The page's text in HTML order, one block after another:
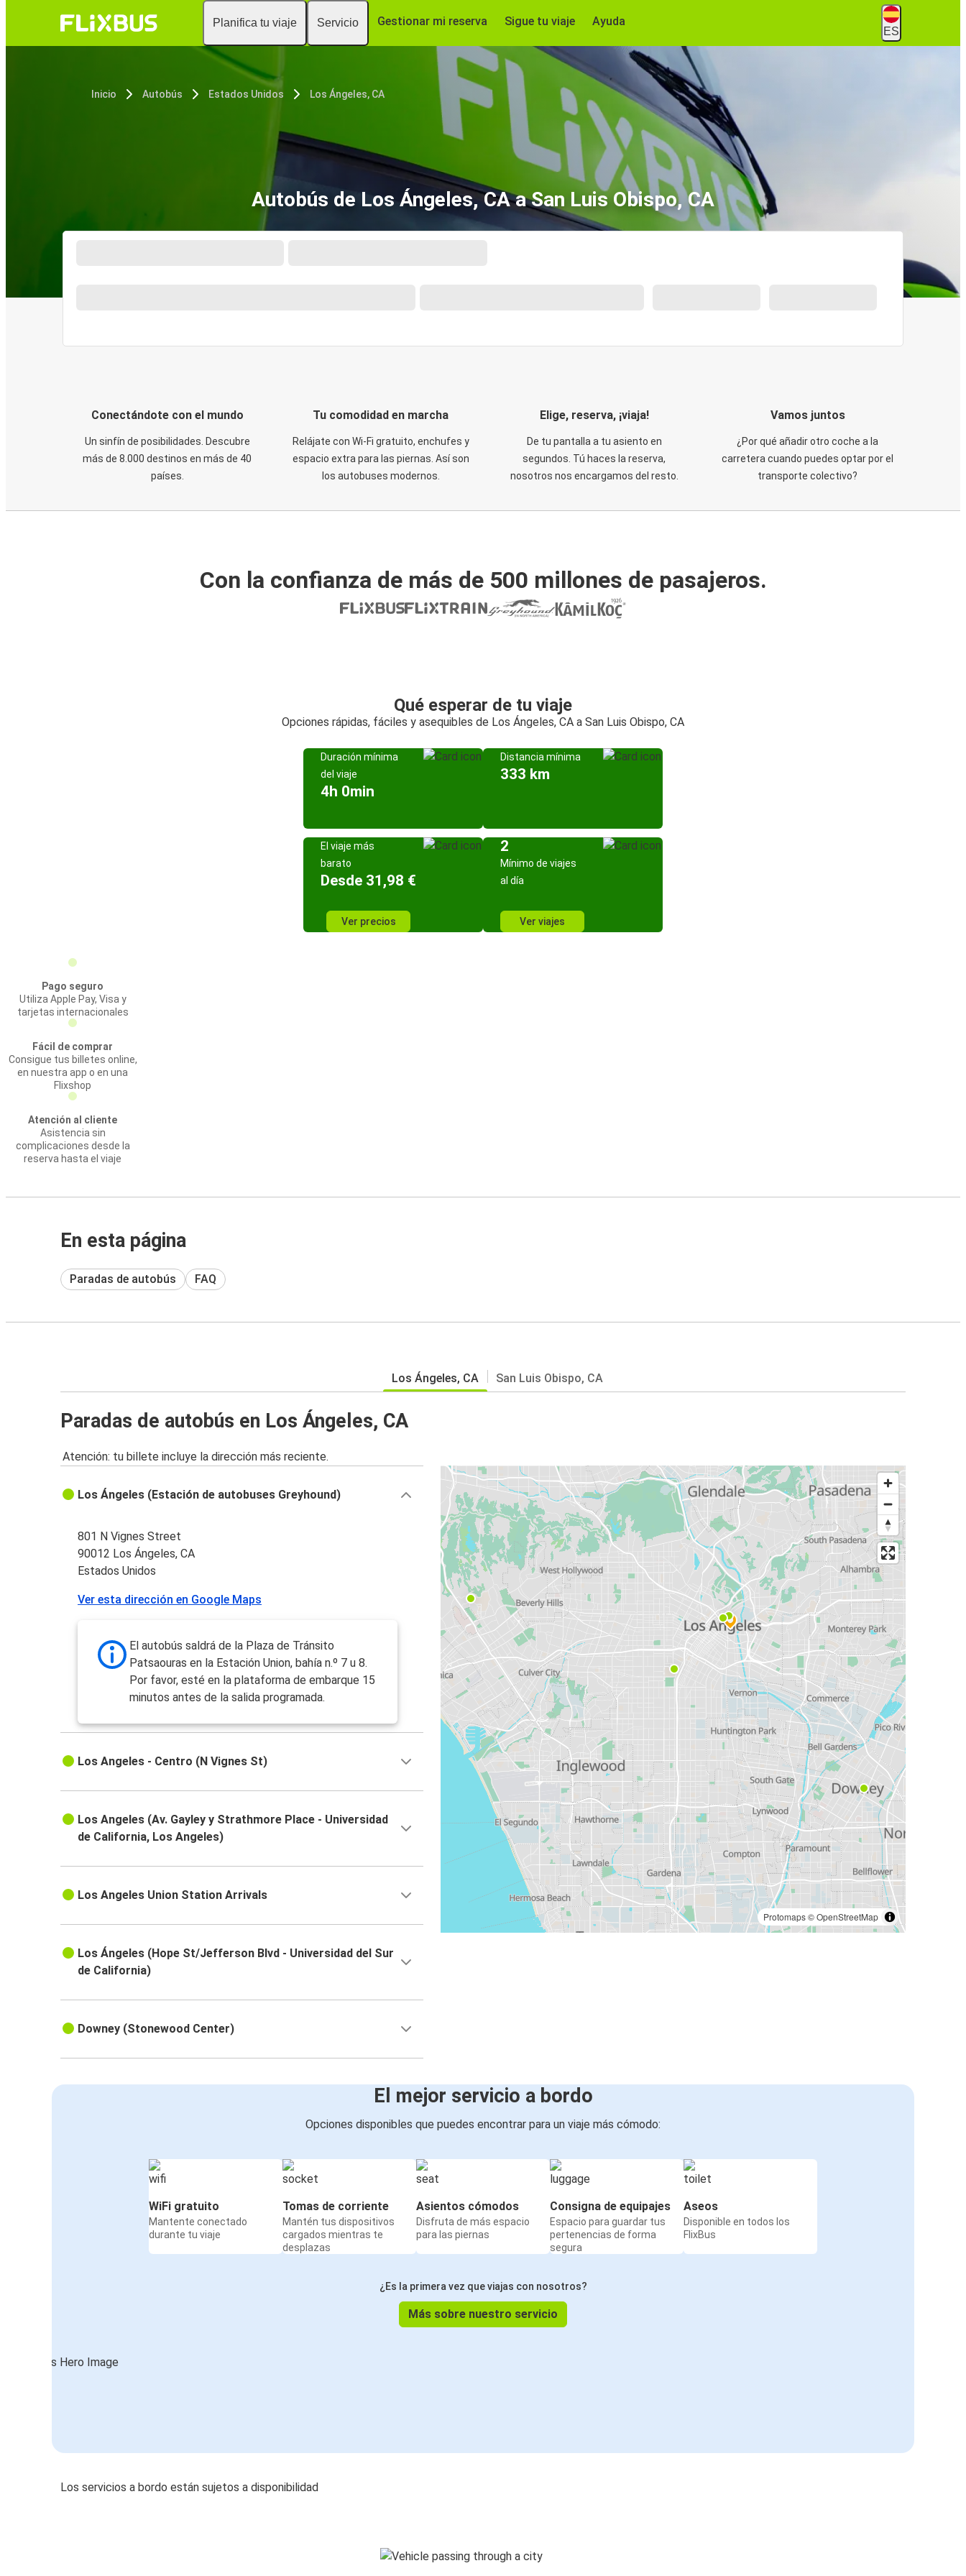
Planifica tu viaje Servicio Gestionar mi reserva Sigue tu viaje Ayuda
ES
Inicio Autobús Estados Unidos Los Ángeles, CA
Autobús de Los Ángeles, CA a San Luis Obispo, CA
Conectándote con el mundo
Un sinfín de posibilidades. Descubre
más de 8.000 destinos en más de 40
países.
Tu comodidad en marcha
Relájate con Wi-Fi gratuito, enchufes y
espacio extra para las piernas. Así son
los autobuses modernos.
Elige, reserva, ¡viaja!
De tu pantalla a tu asiento en
segundos. Tú haces la reserva,
nosotros nos encargamos del resto.
Vamos juntos
¿Por qué añadir otro coche a la
carretera cuando puedes optar por el
transporte colectivo?
Con la confianza de más de 500 millones de pasajeros.
Qué esperar de tu viaje
Opciones rápidas, fáciles y asequibles de Los Ángeles, CA a San Luis Obispo, CA
Duración mínima
del viaje
4h 0min
Distancia mínima
333 km
El viaje más
barato
Desde 31,98 €
Ver precios
2
Mínimo de viajes
al día
Ver viajes
Pago seguro
Utiliza Apple Pay, Visa y
tarjetas internacionales
Fácil de comprar
Consigue tus billetes online,
en nuestra app o en una
Flixshop
Atención al cliente
Asistencia sin
complicaciones desde la
reserva hasta el viaje
En esta página
Paradas de autobús FAQ
Los Ángeles, CA San Luis Obispo, CA
Paradas de autobús en Los Ángeles, CA
Atención: tu billete incluye la dirección más reciente.
Protomaps©OpenStreetMap
Los Ángeles (Estación de autobuses Greyhound)
801 N Vignes Street
90012 Los Ángeles, CA
Estados Unidos
Ver esta dirección en Google Maps
El autobús saldrá de la Plaza de Tránsito
Patsaouras en la Estación Union, bahía n.º 7 u 8.
Por favor, esté en la plataforma de embarque 15
minutos antes de la salida programada.
Los Angeles - Centro (N Vignes St)
Los Angeles (Av. Gayley y Strathmore Place - Universidad
de California, Los Angeles)
Los Angeles Union Station Arrivals
Los Ángeles (Hope St/Jefferson Blvd - Universidad del Sur
de California)
Downey (Stonewood Center)
El mejor servicio a bordo
Opciones disponibles que puedes encontrar para un viaje más cómodo:
WiFi gratuito
Mantente conectado
durante tu viaje
Tomas de corriente
Mantén tus dispositivos
cargados mientras te
desplazas
Asientos cómodos
Disfruta de más espacio
para las piernas
Consigna de equipajes
Espacio para guardar tus
pertenencias de forma
segura
Aseos
Disponible en todos los
FlixBus
¿Es la primera vez que viajas con nosotros?
Más sobre nuestro servicio
Los servicios a bordo están sujetos a disponibilidad